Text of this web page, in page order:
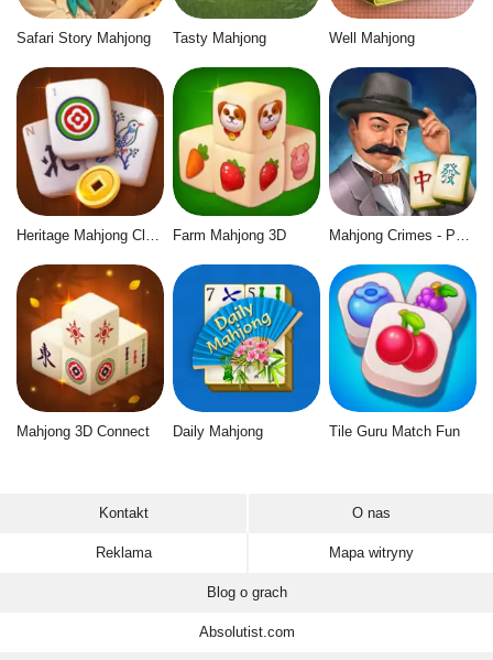
Safari Story Mahjong Tasty Mahjong Well Mahjong
Farm Mahjong 3D
Mahjong 3D Connect Daily Mahjong Tile Guru Match Fun
Kontakt O nas
Reklama Mapa witryny
Blog o grach
Absolutist.com